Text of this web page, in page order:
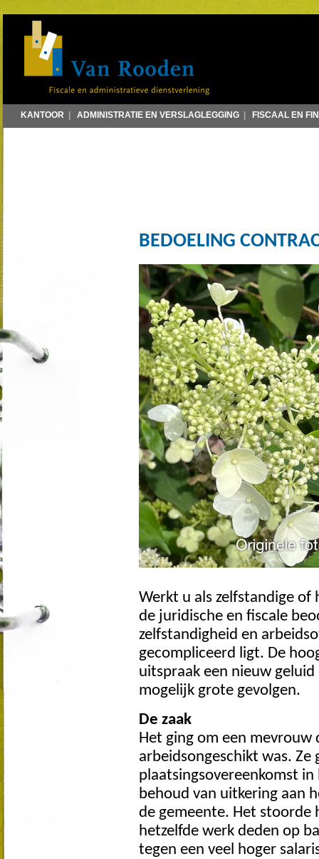
KANTOOR | ADMINISTRATIE EN VERSLAGLEGGING | FISCAAL EN
BEDOELING
Werkt u als zelfstandige
de juridische en fiscale
zelfstandigheid en
gecompliceerd ligt. De
uitspraak een nieuw
mogelijk grote gevolgen.
De zaak
Het ging om een mevrouw
arbeidsongeschikt was. Ze
plaatsingsovereenkomst
behoud van uitkering aan
de gemeente. Het stoorde
hetzelfde werk deden op
tegen een veel hoger